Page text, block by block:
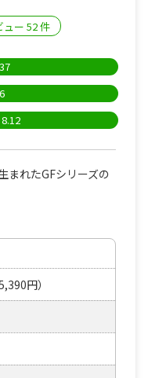
ュー 52件
れたGFシリーズの
円）